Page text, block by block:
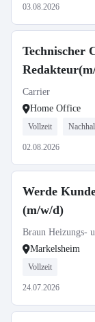
03.08.2026
Technischer
Carrier
Home Office
Vollzeit
02.08.2026
Werde
(m/w/d)
Braun Heizungs-
Markelsheim
Vollzeit
24.07.2026